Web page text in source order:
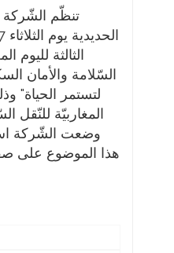
تنظّم الشّركة
الثالثة
السّلامة والأمان
لتستمر الحياة"
المغاربيّة للنّقل
وضعت الشّركة
هذا الموضوع على